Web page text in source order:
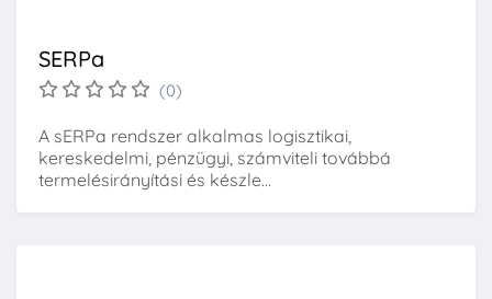
SERPa
(0)
A sERPa rendszer alkalmas logisztikai,
kereskedelmi, pénzügyi, számviteli továbbá
termelésirányítási és készle...